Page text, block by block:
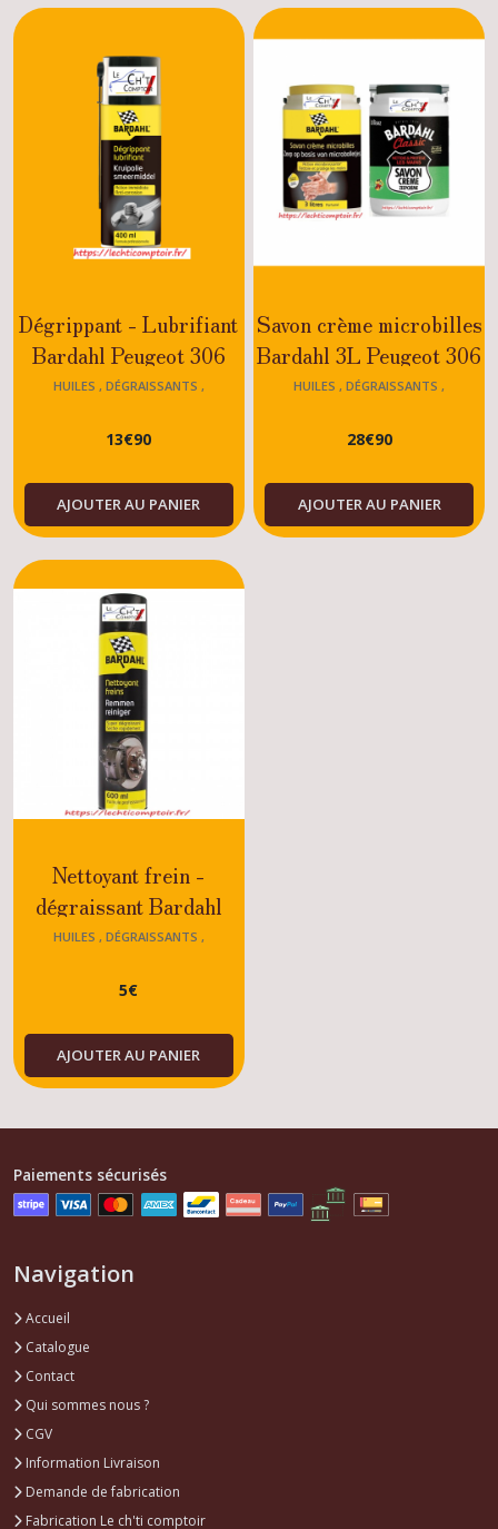
Dégrippant - Lubrifiant
Bardahl Peugeot 306
HUILES , DÉGRAISSANTS ,
13€90
AJOUTER AU PANIER
Savon crème microbilles
Bardahl 3L Peugeot 306
HUILES , DÉGRAISSANTS ,
28€90
AJOUTER AU PANIER
Nettoyant frein -
dégraissant Bardahl
600ml Peugeot 306
HUILES , DÉGRAISSANTS ,
5€
AJOUTER AU PANIER
résultats
Paiements sécurisés
Navigation
Accueil
Catalogue
Contact
Qui sommes nous ?
CGV
Information Livraison
Demande de fabrication
Fabrication Le ch'ti comptoir